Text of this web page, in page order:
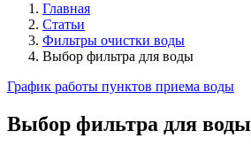
Главная
Статьи
Фильтры очистки воды
Выбор фильтра для воды
График работы пунктов приема воды
Выбор фильтра для воды